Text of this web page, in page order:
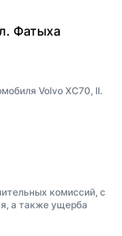
Фатыха
Volvo XC70, II.
комиссий, с
а также ущерба